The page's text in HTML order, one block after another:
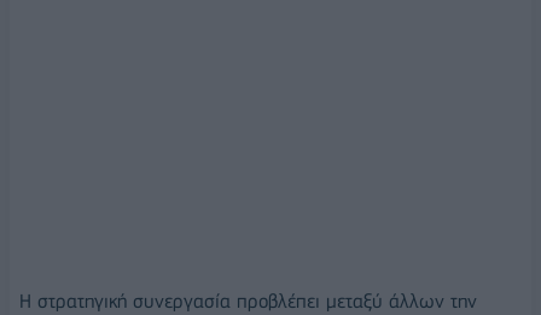
Η στρατηγική συνεργασία προβλέπει μεταξύ άλλων την